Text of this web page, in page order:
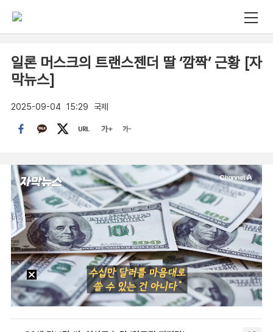
일론 머스크의 트랜스젠더 딸 ‘깜짝’ 근황 [자
막뉴스]
2025-09-04 15:29 국제